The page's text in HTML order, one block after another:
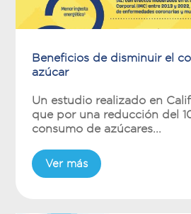
Beneficios de disminuir el
azúcar
Un estudio realizado en
que por una reducción del
consumo de azúcares...
Ver más